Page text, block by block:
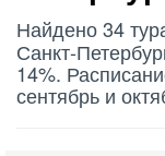
Найдено 34
Санкт-
14%.
сентябрь и